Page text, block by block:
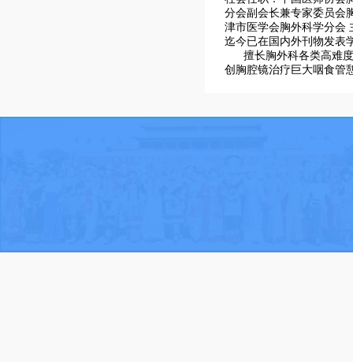
分会副会长兼专家委员会
津市医学会胸外科学分会
迄今已在国内外刊物发表
擅长胸外科各类高难度
创胸腔镜治疗巨大咽食管